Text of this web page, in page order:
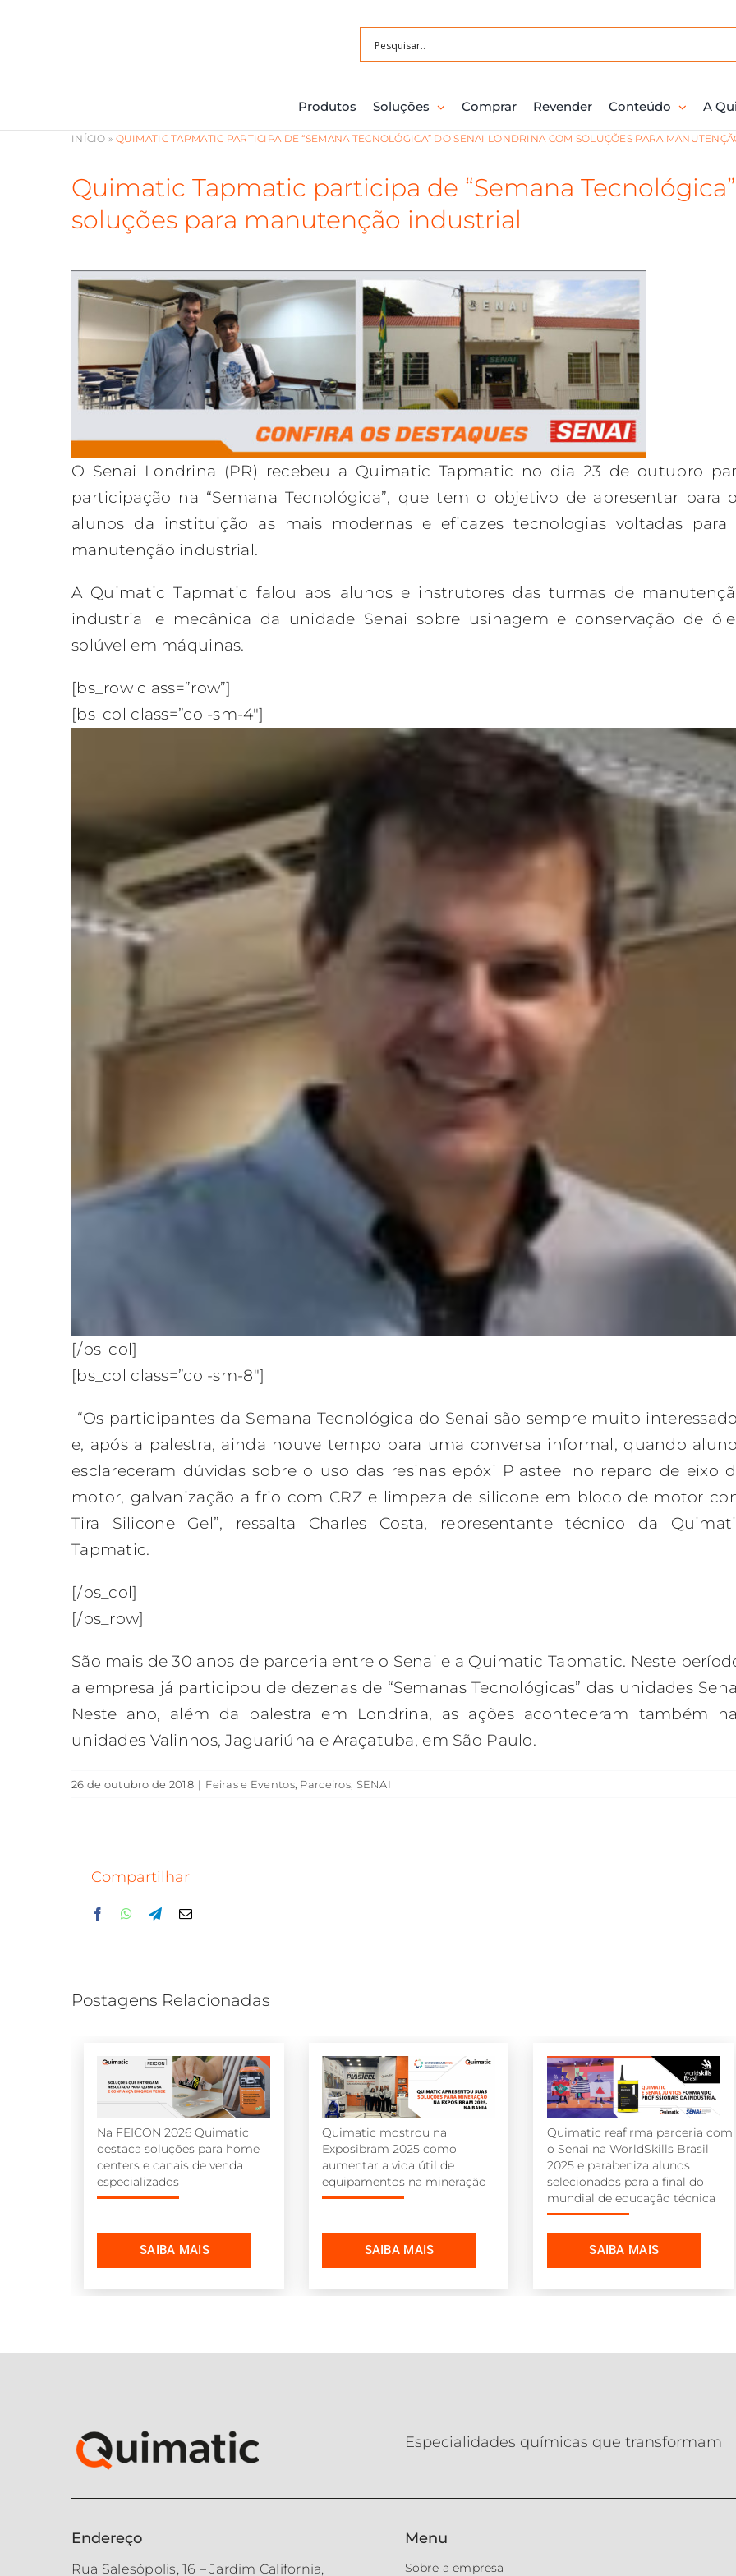
Produtos Soluções Comprar Revender Conteúdo A
Quimatic Tapmatic participa de “Semana
soluções para manutenção industrial
INÍCIO » QUIMATIC TAPMATIC PARTICIPA DE “SEMANA TECNOLÓGICA” DO SENAI LONDRINA COM SOLUÇÕES PARA
View
Larger
Image
O Senai Londrina (PR) recebeu a Quimatic Tapmatic no dia 23 de outubro
participação na “Semana Tecnológica”, que tem o objetivo de apresentar para
alunos da instituição as mais modernas e eficazes tecnologias voltadas para
manutenção industrial.
A Quimatic Tapmatic falou aos alunos e instrutores das turmas de
industrial e mecânica da unidade Senai sobre usinagem e conservação de
solúvel em máquinas.
[bs_row class=”row”]
[bs_col class=”col-sm-4″]
[/bs_col]
[bs_col class=”col-sm-8″]
“Os participantes da Semana Tecnológica do Senai são sempre muito
e, após a palestra, ainda houve tempo para uma conversa informal, quando
esclareceram dúvidas sobre o uso das resinas epóxi Plasteel no reparo de eixo
motor, galvanização a frio com CRZ e limpeza de silicone em bloco de motor
Tira Silicone Gel”, ressalta Charles Costa, representante técnico da
Tapmatic.
[/bs_col]
[/bs_row]
São mais de 30 anos de parceria entre o Senai e a Quimatic Tapmatic. Neste
a empresa já participou de dezenas de “Semanas Tecnológicas” das unidades
Neste ano, além da palestra em Londrina, as ações aconteceram também
unidades Valinhos, Jaguariúna e Araçatuba, em São Paulo.
26 de outubro de 2018 | Feiras e Eventos, Parceiros, SENAI
Compartilhar
FacebookWhatsApp
Telegram
E-
Postagens Relacionadas
Na FEICON 2026 Quimatic
destaca soluções para home
centers e canais de venda
especializados
Quimatic mostrou na
Exposibram 2025 como
aumentar a vida útil de
equipamentos na mineração
Quimatic reafirma parceria com
o Senai na WorldSkills Brasil
2025 e parabeniza alunos
selecionados para a final do
mundial de educação técnica
Especialidades químicas que transformam
Endereço
Rua Salesópolis, 16 – Jardim California,
Menu
Sobre a empresa